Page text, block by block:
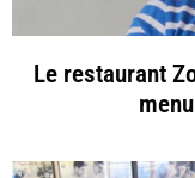
Le restaurant